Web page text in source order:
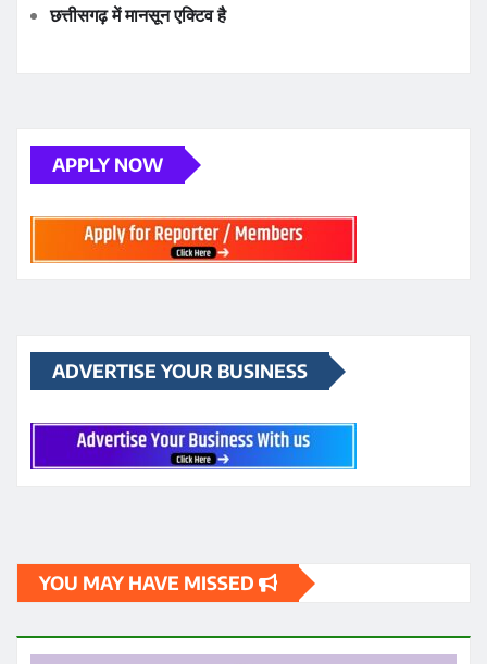
छत्तीसगढ़ में मानसून एक्टिव है
APPLY NOW
ADVERTISE YOUR BUSINESS
YOU MAY HAVE MISSED